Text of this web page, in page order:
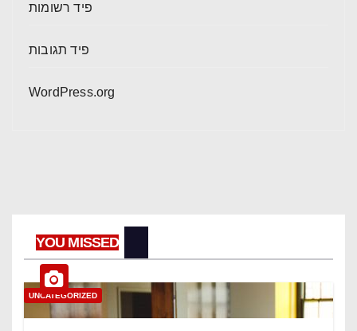
פיד רשומות
פיד תגובות
WordPress.org
YOU MISSED
UNCATEGORIZED